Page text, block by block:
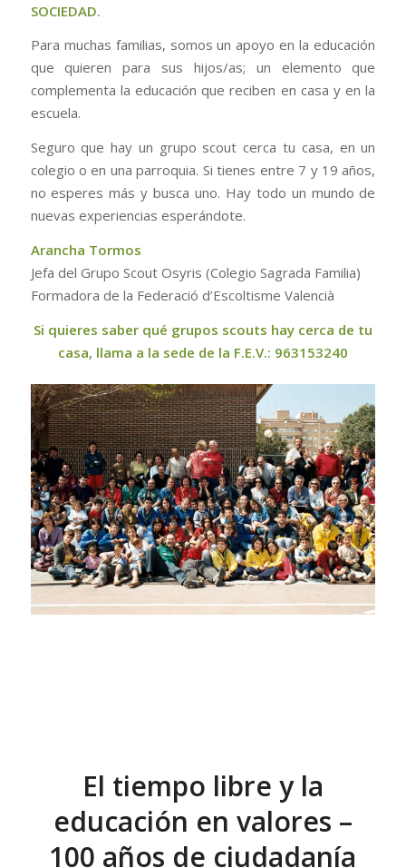
SOCIEDAD.
Para muchas familias, somos un apoyo en la educación
que quieren para sus hijos/as; un elemento que
complementa la educación que reciben en casa y en la
escuela.
Seguro que hay un grupo scout cerca tu casa, en un
colegio o en una parroquia. Si tienes entre 7 y 19 años,
no esperes más y busca uno. Hay todo un mundo de
nuevas experiencias esperándote.
Arancha Tormos
Jefa del Grupo Scout Osyris (Colegio Sagrada Familia)
Formadora de la Federació d’Escoltisme Valencià
Si quieres saber qué grupos scouts hay cerca de tu
casa, llama a la sede de la F.E.V.: 963153240
El tiempo libre y la
educación en valores –
100 años de ciudadanía